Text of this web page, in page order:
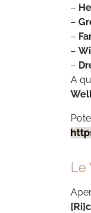
–
–
–
–
–
A
Le